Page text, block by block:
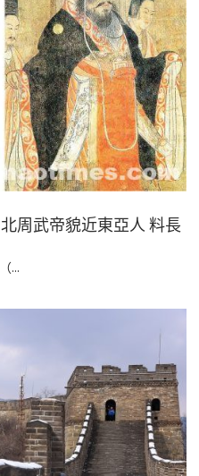
周武帝貌近東亞人 料長
...